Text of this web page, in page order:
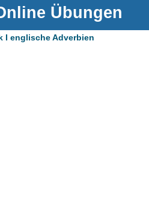
Übungen
I englische Adverbien